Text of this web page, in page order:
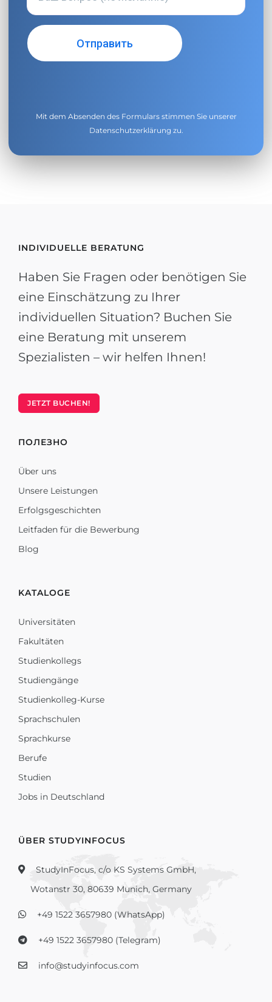
Mit dem Absenden des Formulars stimmen Sie unserer
Datenschutzerklärung zu.
INDIVIDUELLE BERATUNG
Haben Sie Fragen oder benötigen Sie
eine Einschätzung zu Ihrer
individuellen Situation? Buchen Sie
eine Beratung mit unserem
Spezialisten – wir helfen Ihnen!
JETZT BUCHEN!
ПОЛЕЗНО
Über uns
Unsere Leistungen
Erfolgsgeschichten
Leitfaden für die Bewerbung
Blog
KATALOGE
Universitäten
Fakultäten
Studienkollegs
Studiengänge
Studienkolleg-Kurse
Sprachschulen
Sprachkurse
Berufe
Studien
Jobs in Deutschland
ÜBER STUDYINFOCUS
StudyInFocus, c/o KS Systems GmbH,
Wotanstr 30, 80639 Munich, Germany
+49 1522 3657980 (WhatsApp)
+49 1522 3657980 (Telegram)
info@studyinfocus.com